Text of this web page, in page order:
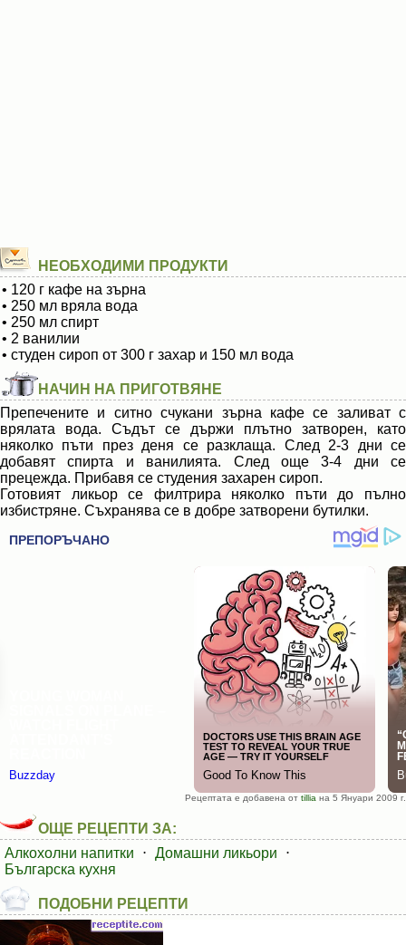
НЕОБХОДИМИ ПРОДУКТИ
• 120 г кафе на зърна
• 250 мл вряла вода
• 250 мл спирт
• 2 ванилии
• студен сироп от 300 г захар и 150 мл вода
НАЧИН НА ПРИГОТВЯНЕ
Препечените и ситно счукани зърна кафе се заливат с
врялата вода. Съдът се държи плътно затворен, като
няколко пъти през деня се разклаща. След 2-3 дни се
добавят спирта и ванилията. След още 3-4 дни се
прецежда. Прибавя се студения захарен сироп.
Готовият ликьор се филтрира няколко пъти до пълно
избистряне. Съхранява се в добре затворени бутилки.
Рецептата е добавена от tillia на 5 Януари 2009 г.
ОЩЕ РЕЦЕПТИ ЗА:
Алкохолни напитки
⋅ Домашни ликьори
⋅
Българска кухня
ПОДОБНИ РЕЦЕПТИ